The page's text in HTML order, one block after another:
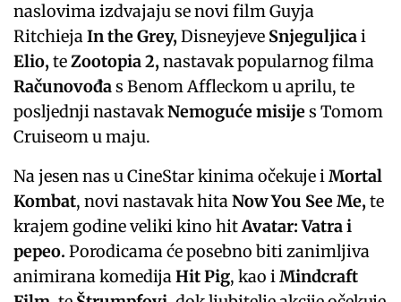
naslovima izdvajaju se novi film Guyja
RitchiejaIn the Grey,Disneyjeve Snjeguljicai
Elio,teZootopia 2,nastavak popularnog filma
Računovođas Benom Affleckom u aprilu, te
posljednji nastavakNemoguće misijes Tomom
Cruiseom u maju.
Na jesen nas u CineStar kinima očekuje iMortal
Kombat, novi nastavak hitaNow You See Me,te
krajem godine veliki kino hitAvatar: Vatra i
pepeo. Porodicama će posebno biti zanimljiva
animirana komedijaHit Pig, kao iMindcraft